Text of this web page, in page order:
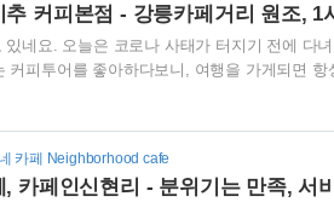
데리고 와야할 것 같네요. 화이트초코 크랜
커피본점 - 강릉카페거리 원조, 1
네요. 오늘은 코로나 사태가 터지기 전에 다
커피투어를 좋아하다보니, 여행을 가게되면
혼여행을 가서도, 오스트리아 비엔나에 있는 전
이 몇대에 걸쳐서 우리나라 커피 산업을 이끌었
외관은 조금은 오래되어 보입니다. 오랜기간
카페 Neighborhood cafe
카페인신현리 - 분위기는 만족, 서